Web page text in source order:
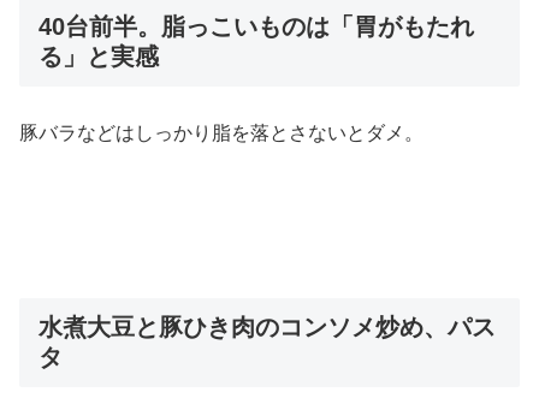
40台前半。脂っこいものは「胃がもたれ
る」と実感
豚バラなどはしっかり脂を落とさないとダメ。
水煮大豆と豚ひき肉のコンソメ炒め、パス
タ